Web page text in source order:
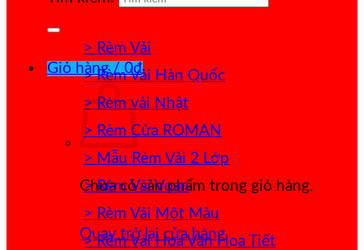
Giỏ hàng /0₫
Chưa có sản phẩm trong giỏ hàng.
Quay trở lại cửa hàng
> Rèm Vải
> Rèm Vải Hàn Quốc
> Rèm vải Nhật
> Rèm Cửa ROMAN
> Mẫu Rèm Vải 2 Lớp
> Rèm Vải Voan
> Rèm Vải Một Màu
> Rèm Vải Hoa Văn Họa Tiết